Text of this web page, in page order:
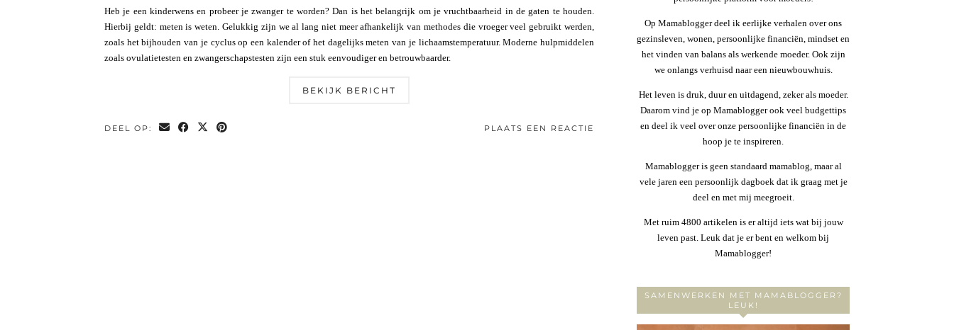
Heb je een kinderwens en probeer je zwanger te worden? Dan is het belangrijk om je vruchtbaarheid in de gaten te houden.
Hierbij geldt: meten is weten. Gelukkig zijn we al lang niet meer afhankelijk van methodes die vroeger veel gebruikt werden,
zoals het bijhouden van je cyclus op een kalender of het dagelijks meten van je lichaamstemperatuur. Moderne hulpmiddelen
zoals ovulatietesten en zwangerschapstesten zijn een stuk eenvoudiger en betrouwbaarder.
BEKIJK BERICHT
DEEL OP: PLAATS EEN REACTIE
Op Mamablogger deel ik eerlijke verhalen over ons
gezinsleven, wonen, persoonlijke financiën, mindset en
het vinden van balans als werkende moeder. Ook zijn
we onlangs verhuisd naar een nieuwbouwhuis.
Het leven is druk, duur en uitdagend, zeker als moeder.
Daarom vind je op Mamablogger ook veel budgettips
en deel ik veel over onze persoonlijke financiën in de
hoop je te inspireren.
Mamablogger is geen standaard mamablog, maar al
vele jaren een persoonlijk dagboek dat ik graag met je
deel en met mij meegroeit.
Met ruim 4800 artikelen is er altijd iets wat bij jouw
leven past. Leuk dat je er bent en welkom bij
Mamablogger!
SAMENWERKEN MET MAMABLOGGER?
LEUK!